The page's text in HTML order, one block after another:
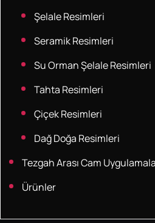
Şelale Resimleri
Seramik Resimleri
Su Orman Şelale Resimleri
Tahta Resimleri
Çiçek Resimleri
Dağ Doğa Resimleri
Tezgah Arası Cam
Ürünler